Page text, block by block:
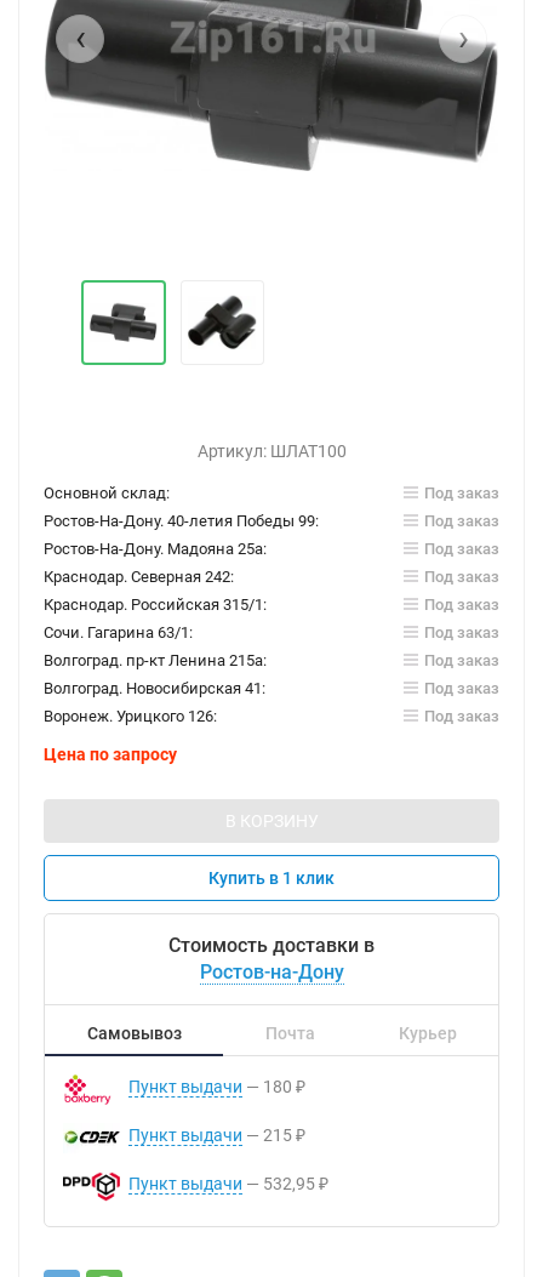
‹ ›
Артикул: ШЛАТ100
Основной склад:
Под заказ
Ростов-На-Дону. 40-летия Победы 99:
Под заказ
Ростов-На-Дону. Мадояна 25а:
Под заказ
Краснодар. Северная 242:
Под заказ
Краснодар. Российская 315/1:
Под заказ
Сочи. Гагарина 63/1:
Под заказ
Волгоград. пр-кт Ленина 215а:
Под заказ
Волгоград. Новосибирская 41:
Под заказ
Воронеж. Урицкого 126:
Под заказ
Цена по запросу
В КОРЗИНУ
Купить в 1 клик
Стоимость доставки в
Ростов-на-Дону
Самовывоз Почта Курьер
Пункт выдачи 180 ₽
Пункт выдачи 215 ₽
Пункт выдачи 532,95 ₽